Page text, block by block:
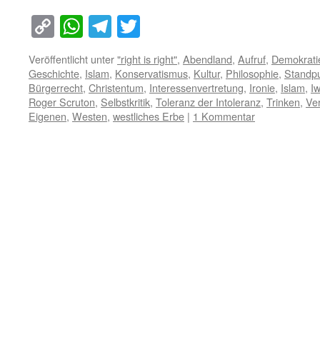
Copy
Link
WhatsApp
Telegram
Veröffentlicht unter"right is right", Abendland, Aufruf,
Geschichte, Islam, Konservatismus, Kultur, Philosophie,
Bürgerrecht, Christentum, Interessenvertretung, Ironie, Islam,
Roger Scruton, Selbstkritik, Toleranz der Intoleranz, Trinken,
Eigenen, Westen, westliches Erbe | 1 Kommentar